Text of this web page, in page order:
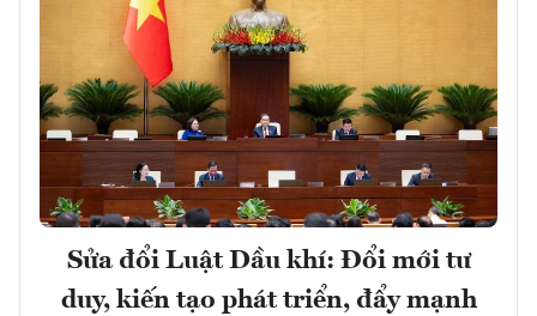
Sửa đổi Luật Dầu khí: Đổi mới tư
duy, kiến tạo phát triển, đẩy mạnh